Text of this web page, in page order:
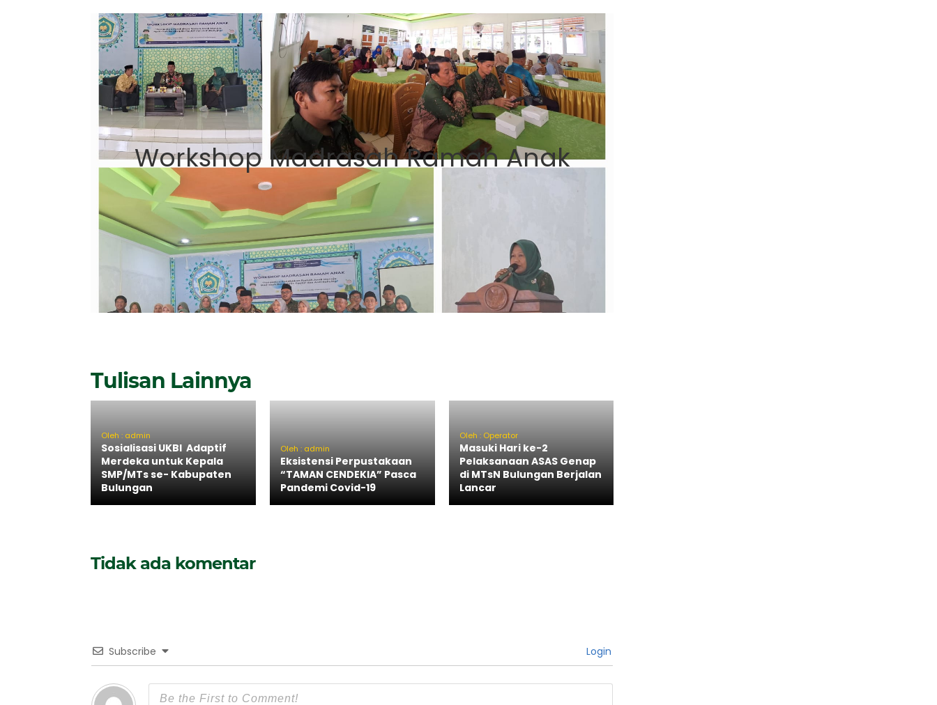
Workshop Madrasah Ramah Anak
Tulisan Lainnya
Oleh : admin
Sosialisasi UKBI Adaptif
Merdeka untuk Kepala
SMP/MTs se- Kabupaten
Bulungan
Oleh : admin
Eksistensi Perpustakaan
“TAMAN CENDEKIA” Pasca
Pandemi Covid-19
Oleh : Operator
Masuki Hari ke-2
Pelaksanaan ASAS Genap
di MTsN Bulungan Berjalan
Lancar
Tidak ada komentar
Subscribe Login